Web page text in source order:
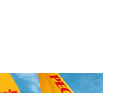
HAVAYOLU • 07 AĞU 2026